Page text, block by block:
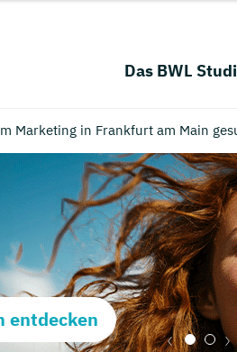
Das BWL
Marketing in Frankfurt am Main
entdecken